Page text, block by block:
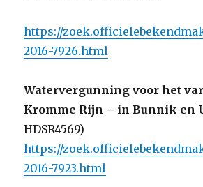
https://
2016-7926.html
Watervergunning voor het
Kromme Rijn – in Bunnik en
HDSR4569)
https://
2016-7923.html